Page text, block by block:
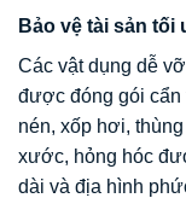
Bảo vệ tài sản tối
Các vật dụng dễ
được đóng gói cẩn
nén, xốp hơi,
xước, hỏng hóc
dài và địa hình